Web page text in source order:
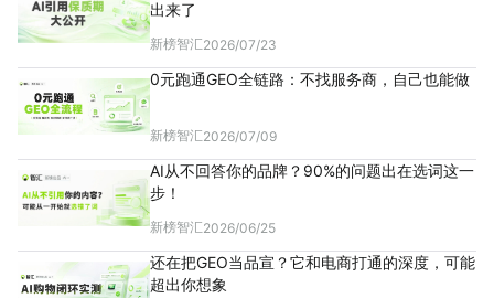
出来了
新榜智汇2026/07/23
0元跑通GEO全链路：不找服务商，自己也能做
新榜智汇2026/07/09
AI从不回答你的品牌？90%的问题出在选词这一
步！
新榜智汇2026/06/25
还在把GEO当品宣？它和电商打通的深度，可能
超出你想象